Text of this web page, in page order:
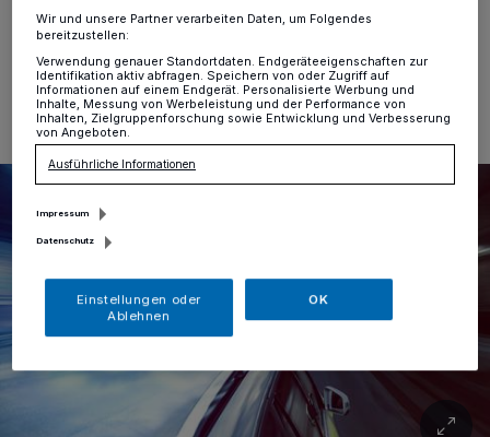
25.12.2023 , 17:00 Uhr 2 Minuten Lesezeit
Wir und unsere Partner verarbeiten Daten, um Folgendes
bereitzustellen:
Verwendung genauer Standortdaten. Endgeräteeigenschaften zur
Identifikation aktiv abfragen. Speichern von oder Zugriff auf
Informationen auf einem Endgerät. Personalisierte Werbung und
Inhalte, Messung von Werbeleistung und der Performance von
Inhalten, Zielgruppenforschung sowie Entwicklung und Verbesserung
von Angeboten.
Ausführliche Informationen
Impressum
Datenschutz
Einstellungen oder
Ablehnen
OK